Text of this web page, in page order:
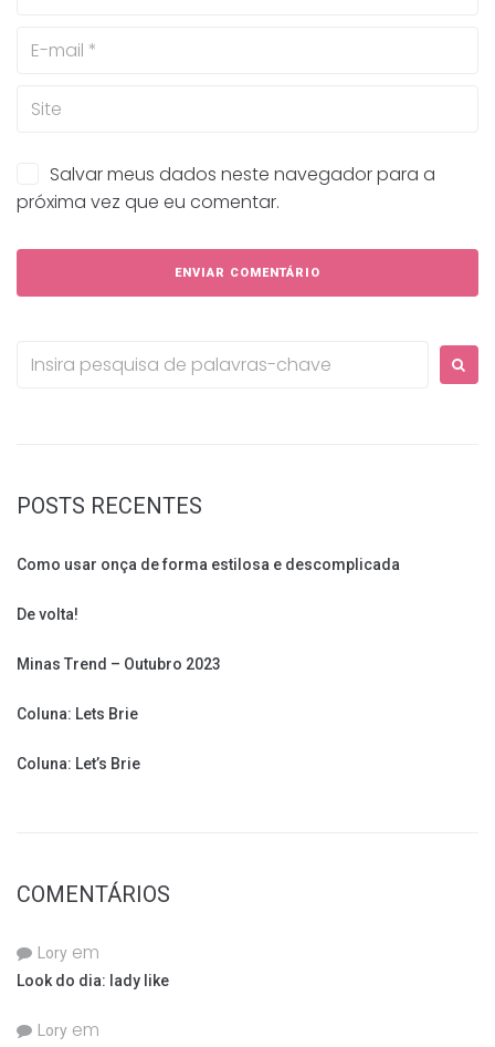
Salvar meus dados neste navegador para a
próxima vez que eu comentar.
Procurar:
POSTS RECENTES
Como usar onça de forma estilosa e descomplicada
De volta!
Minas Trend – Outubro 2023
Coluna: Lets Brie
Coluna: Let’s Brie
COMENTÁRIOS
Lory em
Look do dia: lady like
Lory em